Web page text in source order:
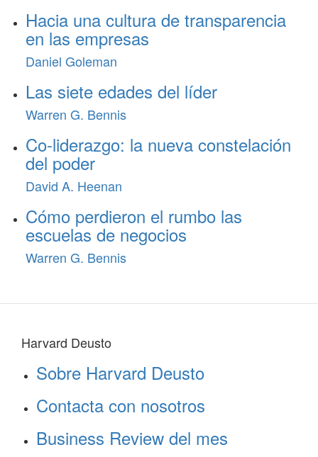
Hacia una cultura de transparencia
en las empresas
Daniel Goleman
Las siete edades del líder
Warren G. Bennis
Co-liderazgo: la nueva constelación
del poder
David A. Heenan
Cómo perdieron el rumbo las
escuelas de negocios
Warren G. Bennis
Harvard Deusto
Sobre Harvard Deusto
Contacta con nosotros
Business Review del mes